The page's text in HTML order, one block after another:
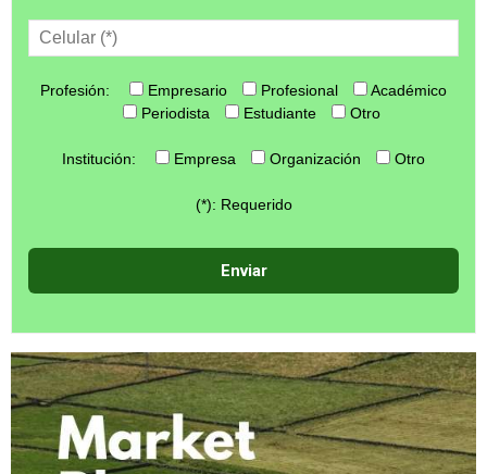
Profesión: Empresario Profesional
Académico
Periodista
Estudiante Otro
Institución: Empresa Organización Otro
(*): Requerido